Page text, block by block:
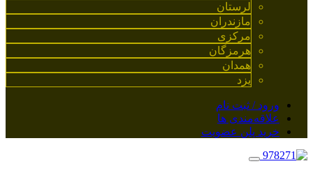
لرستان
مازندران
مرکزی
هرمزگان
همدان
یزد
ورود / ثبت نام
علاقه‌مندی ها
خرید پلن عضویت